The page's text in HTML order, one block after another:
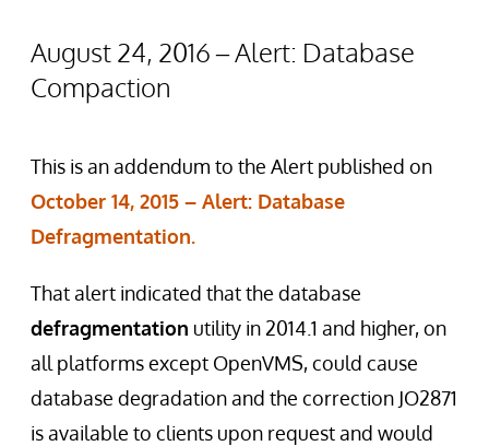
August 24, 2016 – Alert: Database
Compaction
This is an addendum to the Alert published on
October 14, 2015 – Alert: Database
Defragmentation.
That alert indicated that the database
defragmentation utility in 2014.1 and higher, on
all platforms except OpenVMS, could cause
database degradation and the correction JO2871
is available to clients upon request and would